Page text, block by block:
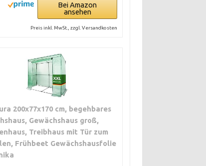
Bei Amazon
ansehen
Preis inkl. MwSt., zzgl. Versandkosten
200x77x170 cm, begehbares
Gewächshaus groß,
Treibhaus mit Tür zum
Frühbeet Gewächshausfolie